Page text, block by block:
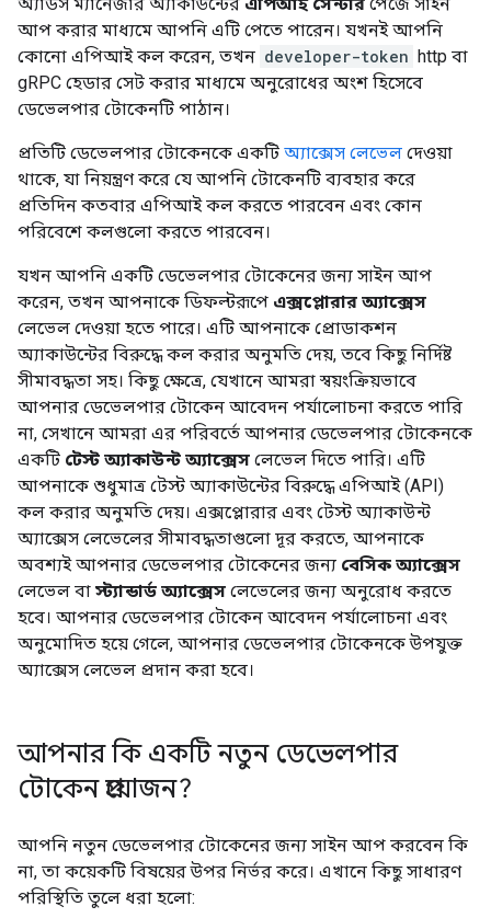
আপ করার মাধ্যমে আপনি এটি পেতে পারেন। যখনই আপনি
কোনো এপিআই কল করেন, তখন developer-token http বা
gRPC হেডার সেট করার মাধ্যমে অনুরোধের অংশ হিসেবে
ডেভেলপার টোকেনটি পাঠান।
প্রতিটি ডেভেলপার টোকেনকে একটি অ্যাক্সেস লেভেল দেওয়া
থাকে, যা নিয়ন্ত্রণ করে যে আপনি টোকেনটি ব্যবহার করে
প্রতিদিন কতবার এপিআই কল করতে পারবেন এবং কোন
পরিবেশে কলগুলো করতে পারবেন।
যখন আপনি একটি ডেভেলপার টোকেনের জন্য সাইন আপ
করেন, তখন আপনাকে ডিফল্টরূপে এক্সপ্লোরার অ্যাক্সেস
লেভেল দেওয়া হতে পারে। এটি আপনাকে প্রোডাকশন
অ্যাকাউন্টের বিরুদ্ধে কল করার অনুমতি দেয়, তবে কিছু নির্দিষ্ট
সীমাবদ্ধতা সহ। কিছু ক্ষেত্রে, যেখানে আমরা স্বয়ংক্রিয়ভাবে
আপনার ডেভেলপার টোকেন আবেদন পর্যালোচনা করতে পারি
না, সেখানে আমরা এর পরিবর্তে আপনার ডেভেলপার টোকেনকে
একটি টেস্ট অ্যাকাউন্ট অ্যাক্সেস লেভেল দিতে পারি। এটি
আপনাকে শুধুমাত্র টেস্ট অ্যাকাউন্টের বিরুদ্ধে এপিআই (API)
কল করার অনুমতি দেয়। এক্সপ্লোরার এবং টেস্ট অ্যাকাউন্ট
অ্যাক্সেস লেভেলের সীমাবদ্ধতাগুলো দূর করতে, আপনাকে
অবশ্যই আপনার ডেভেলপার টোকেনের জন্য বেসিক অ্যাক্সেস
লেভেল বা স্ট্যান্ডার্ড অ্যাক্সেস লেভেলের জন্য অনুরোধ করতে
হবে। আপনার ডেভেলপার টোকেন আবেদন পর্যালোচনা এবং
অনুমোদিত হয়ে গেলে, আপনার ডেভেলপার টোকেনকে উপযুক্ত
অ্যাক্সেস লেভেল প্রদান করা হবে।
আপনার কি একটি নতুন ডেভেলপার
টোকেন প্রয়োজন?
আপনি নতুন ডেভেলপার টোকেনের জন্য সাইন আপ করবেন কি
না, তা কয়েকটি বিষয়ের উপর নির্ভর করে। এখানে কিছু সাধারণ
পরিস্থিতি তুলে ধরা হলো: